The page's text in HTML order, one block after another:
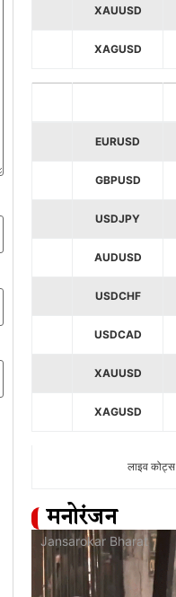
XAUUSD
XAGUSD
EURUSD
GBPUSD
USDJPY
AUDUSD
USDCHF
USDCAD
XAUUSD
XAGUSD
लाइव कोट्स
मनोरंजन
Jansarokar Bharat